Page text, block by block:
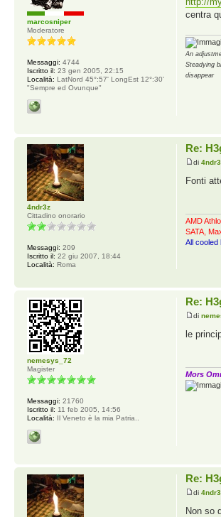
centra
An
Steadying
disappear
marcosniper
Moderatore
Messaggi: 4744
Iscritto il: 23 gen 2005, 22:15
Località: LatNord 45°:57' LongEst 12°:30'
"Sempre ed Ovunque"
Re:
di
Fonti
AMD
SATA,
All cooled
4ndr3z
Cittadino onorario
Messaggi: 209
Iscritto il: 22 giu 2007, 18:44
Località: Roma
Re:
di
le
Mors
nemesys_72
Magister
Messaggi: 21760
Iscritto il: 11 feb 2005, 14:56
Località: Il Veneto è la mia Patria..
Re:
di
Non so